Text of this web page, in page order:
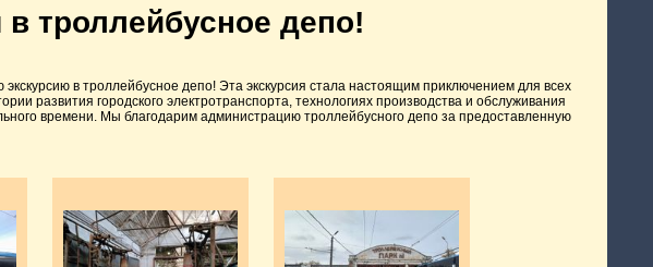
в троллейбусное депо!
в троллейбусное депо! Эта экскурсия стала настоящим приключением для всех
развития городского электротранспорта, технологиях производства и обслуживания
времени. Мы благодарим администрацию троллейбусного депо за предоставленную